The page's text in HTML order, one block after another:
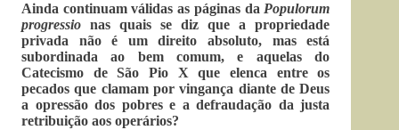
Ainda continuam válidas as páginas da Populorum
progressio nas quais se diz que a propriedade
privada não é um direito absoluto, mas está
subordinada ao bem comum, e aquelas do
Catecismo de São Pio X que elenca entre os
pecados que clamam por vingança diante de Deus
a opressão dos pobres e a defraudação da justa
retribuição aos operários?